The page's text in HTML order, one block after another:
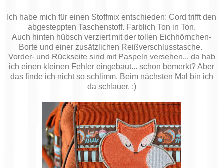
Ich habe mich für einen Stoffmix entschieden: Cord trifft den
abgesteppten Taschenstoff. Farblich Ton in Ton.
Auch hinten hübsch verziert mit der tollen Eichhörnchen-
Borte und einer zusätzlichen Reißverschlusstasche.
Vorder- und Rückseite sind mit Paspeln versehen... da hab
ich einen kleinen Fehler eingebaut... schon bemerkt? Aber
das finde ich nicht so schlimm. Beim nächsten Mal bin ich
da schlauer. :)